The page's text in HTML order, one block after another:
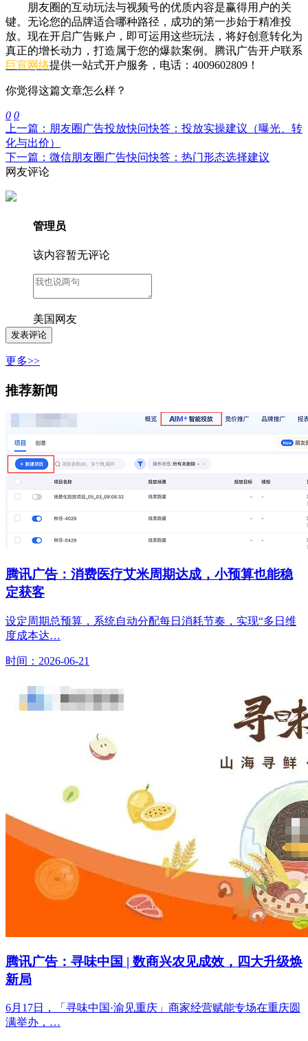
朋友圈的互动玩法与视频号的优质内容是赢得用户的关
键。无论您的品牌适合哪种路径，成功的第一步始于精准投
放。现在开启广告账户，即可运用这些玩法，将好创意转化为
真正的增长动力，打造属于您的爆款案例。腾讯广告开户联系
巨宣网络提供一站式开户服务，电话：4009602809！
你觉得这篇文章怎么样？
0 0
上一篇：朋友圈广告投放快问快答：投放实操建议（曝光、转
化与出价）
下一篇：微信朋友圈广告快问快答：热门形态选择建议
网友评论
管理员
该内容暂无评论
美国网友
更多>>
推荐新闻
腾讯广告：消费医疗艾米周期达成，小预算也能稳
定获客
设定周期总预算，系统自动分配每日消耗节奏，实现“多日维
度成本达…
时间：2026-06-21
腾讯广告：寻味中国 | 数商兴农见成效，四大升级焕
新局
6月17日，「寻味中国·渝见重庆」商家经营赋能专场在重庆圆
满举办，…